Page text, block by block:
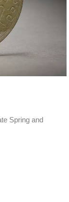
Spring and